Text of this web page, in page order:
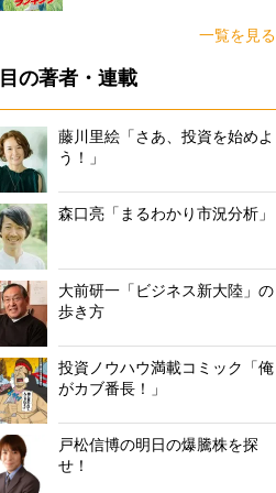
一覧を見る
の著者・連載
藤川里絵「さあ、投資を始めよ
う！」
森口亮「まるわかり市況分析」
大前研一「ビジネス新大陸」の
歩き方
投資ノウハウ満載コミック「俺
がカブ番長！」
戸松信博の明日の爆騰株を探
せ！